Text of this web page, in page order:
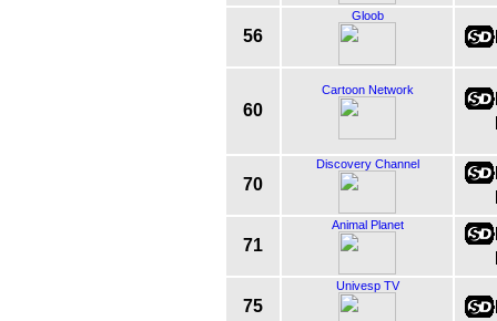
56
Gloob
60
Cartoon Network
70
Discovery Channel
71
Animal Planet
75
Univesp TV